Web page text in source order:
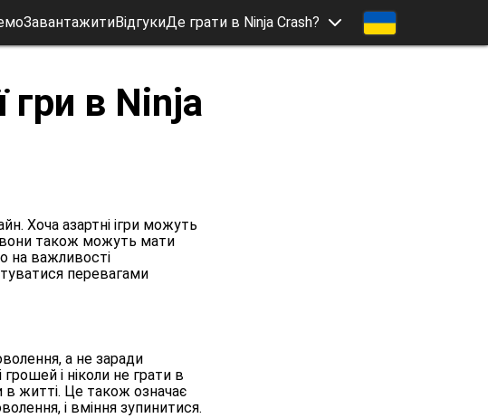
ЗавантажитиВідгукиДе грати в Ninja Crash?
гри в Ninja
Хоча азартні ігри можуть
також можуть мати
на важливості
перевагами
а не заради
і ніколи не грати в
в житті. Це також означає
і вміння зупинитися.